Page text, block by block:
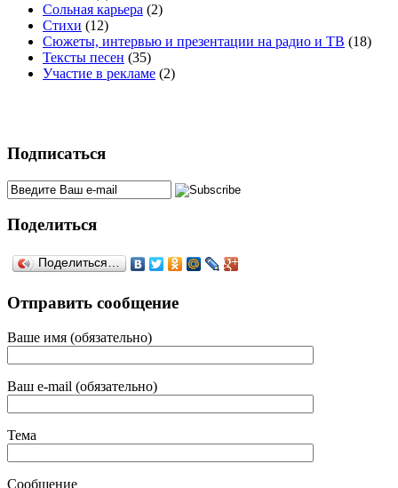
Сольная карьера (2)
Стихи (12)
Сюжеты, интервью и презентации на радио и ТВ (18)
Тексты песен (35)
Участие в рекламе (2)
Подписаться
Поделиться
Поделиться…
Отправить сообщение
Ваше имя (обязательно)
Ваш e-mail (обязательно)
Тема
Сообщение